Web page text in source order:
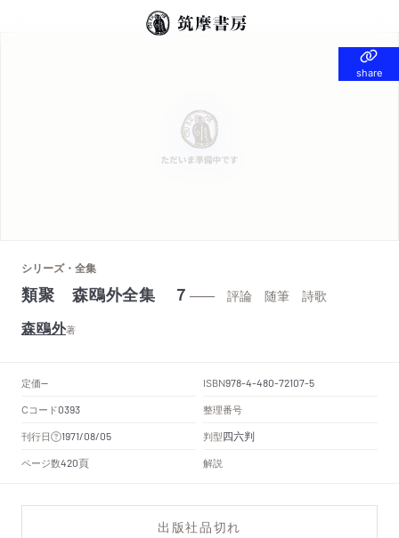
share
share
シリーズ・全集
類聚 森鴎外全集 ７ —— 評論 随筆 詩歌
森鴎外著
定価-- ISBN978-4-480-72107-5
Cコード0393
整理番号
刊行日
1971/08/05 判型四六判
ページ数420頁 解説
出版社品切れ